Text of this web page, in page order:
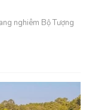
nghiêm Bộ Tượng